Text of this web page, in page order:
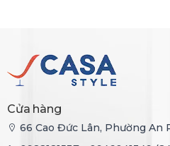
Cửa hàng
66 Cao Đức Lân, Phường An